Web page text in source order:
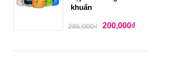
khuẩn
286,000₫ 200,000₫